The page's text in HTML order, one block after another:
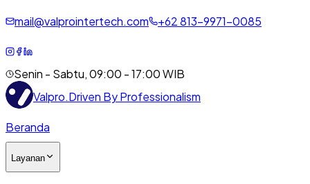
mail@valprointertech.com +62813-9971-0085
Senin - Sabtu, 09:00 - 17:00 WIB
Valpro.Driven By Professionalism
Beranda
Layanan